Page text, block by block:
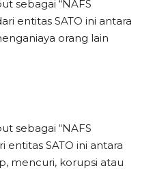
sebagai “NAFS
entitas SATO ini antara
orang lain
sebagai “NAFS
entitas SATO ini antara
mencuri, korupsi atau